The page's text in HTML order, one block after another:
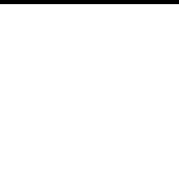
Raushan